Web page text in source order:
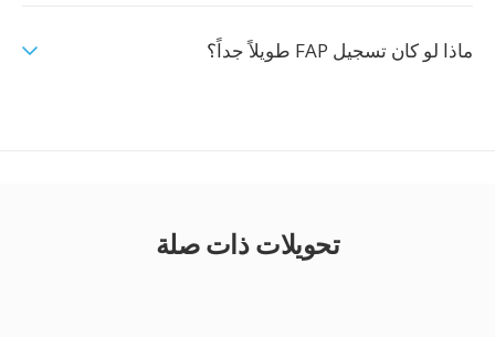
ماذا لو كان تسجيل FAP طويلاً جداً؟
تحويلات ذات صلة